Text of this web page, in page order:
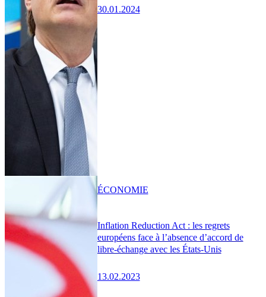
30.01.2024
Inflation Reduction Act : les regrets
européens face à l’absence d’accord de
libre-échange avec les États-Unis
13.02.2023
ÉCONOMIE